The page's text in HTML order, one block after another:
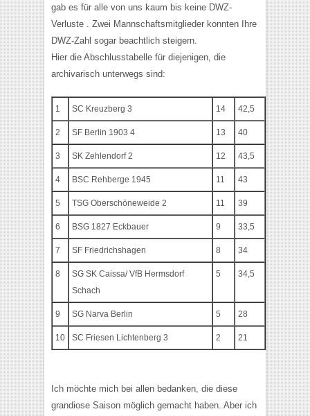
gab es für alle von uns kaum bis keine DWZ-
Verluste . Zwei Mannschaftsmitglieder konnten Ihre
DWZ-Zahl sogar beachtlich steigern.
Hier die Abschlusstabelle für diejenigen, die
archivarisch unterwegs sind:
1 SC Kreuzberg 3 14 42,5
2 SF Berlin 1903 4 13 40
3 SK Zehlendorf 2 12 43,5
4 BSC Rehberge 1945 11 43
5 TSG Oberschöneweide 2 11 39
6 BSG 1827 Eckbauer 9 33,5
7 SF Friedrichshagen 8 34
8
SG SK Caissa/ VfB Hermsdorf
Schach
5 34,5
9 SG Narva Berlin 5 28
10 SC Friesen Lichtenberg 3 2 21
Ich möchte mich bei allen bedanken, die diese
grandiose Saison möglich gemacht haben. Aber ich